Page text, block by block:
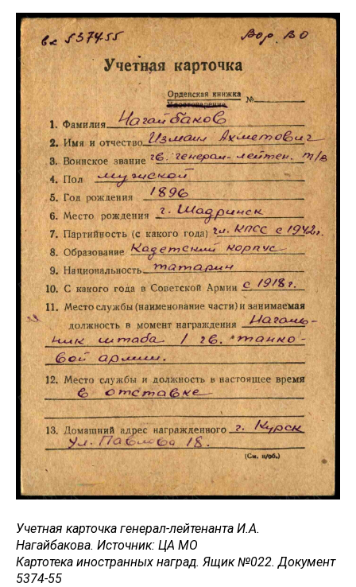
Учетная карточка генерал-лейтенанта И.А.
Нагайбакова. Источник: ЦА МО
Картотека иностранных наград. Ящик №022. Документ
5374-55